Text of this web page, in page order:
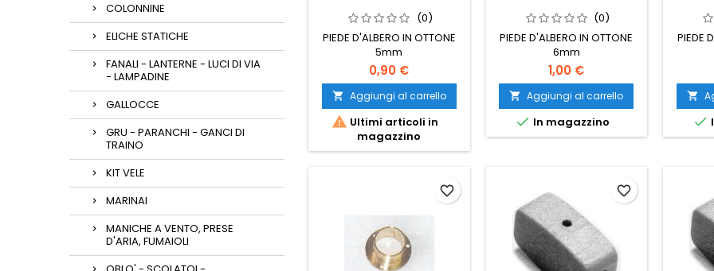
COLONNINE
ELICHE STATICHE
FANALI - LANTERNE - LUCI DI VIA
- LAMPADINE
GALLOCCE
GRU - PARANCHI - GANCI DI
TRAINO
KIT VELE
MARINAI
MANICHE A VENTO, PRESE
D'ARIA, FUMAIOLI
(0)
PIEDE D'ALBERO IN OTTONE
5mm
0,90 €
 Aggiungi al carrello
 Ultimi articoli in
magazzino
(0)
PIEDE D'ALBERO IN OTTONE
6mm
1,00 €
 Aggiungi al carrello
 In magazzino
PIEDE


favorite_border favorite_border